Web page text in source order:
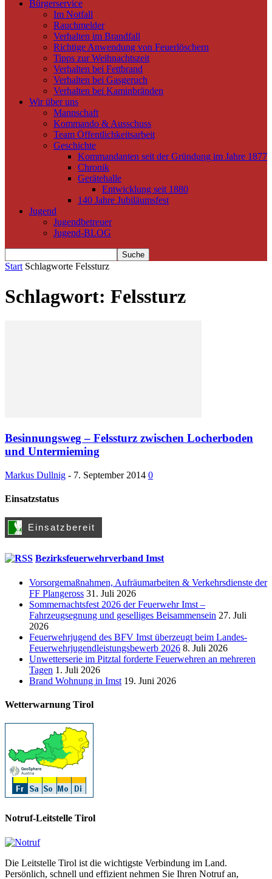
Bürgerservice
Im Notfall
Rauchmelder
Verhalten im Brandfall
Richtige Anwendung von Feuerlöschern
Tipps zur Weihnachtszeit
Verhalten bei Fettbrand
Verhalten bei Gasgeruch
Verhalten bei Kaminbränden
Wir über uns
Mannschaft
Kommando & Ausschuss
Team Öffentlichkeitsarbeit
Geschichte
Kommandanten seit der Gründung im Jahre 1877
Chronik
Gerätehalle
Entwicklung seit 1880
140 Jahre Jubiläumsfest
Jugend
Jugendbetreuer
Jugend-BLOG
Start Schlagworte Felssturz
Schlagwort: Felssturz
Besinnungsweg – Felssturz zwischen Locherboden
und Untermieming
Markus Dullnig - 7. September 2014 0
Einsatzstatus
Bezirksfeuerwehrverband Imst
Vorsorgemaßnahmen, Aufräumarbeiten & Verkehrsdienste der
FF Plangeross 31. Juli 2026
Sommernachtsfest 2026 der Feuerwehr Imst –
Fahrzeugsegnung und geselliges Beisammensein 27. Juli
2026
Feuerwehrjugend des BFV Imst überzeugt beim Landes-
Feuerwehrjugendleistungsbewerb 2026 8. Juli 2026
Unwetterserie im Pitztal forderte Feuerwehren an mehreren
Tagen 1. Juli 2026
Brand Wohnung in Imst 19. Juni 2026
Wetterwarnung Tirol
Notruf-Leitstelle Tirol
Die Leitstelle Tirol ist die wichtigste Verbindung im Land.
Persönlich, schnell und effizient nehmen Sie Ihren Notruf an,